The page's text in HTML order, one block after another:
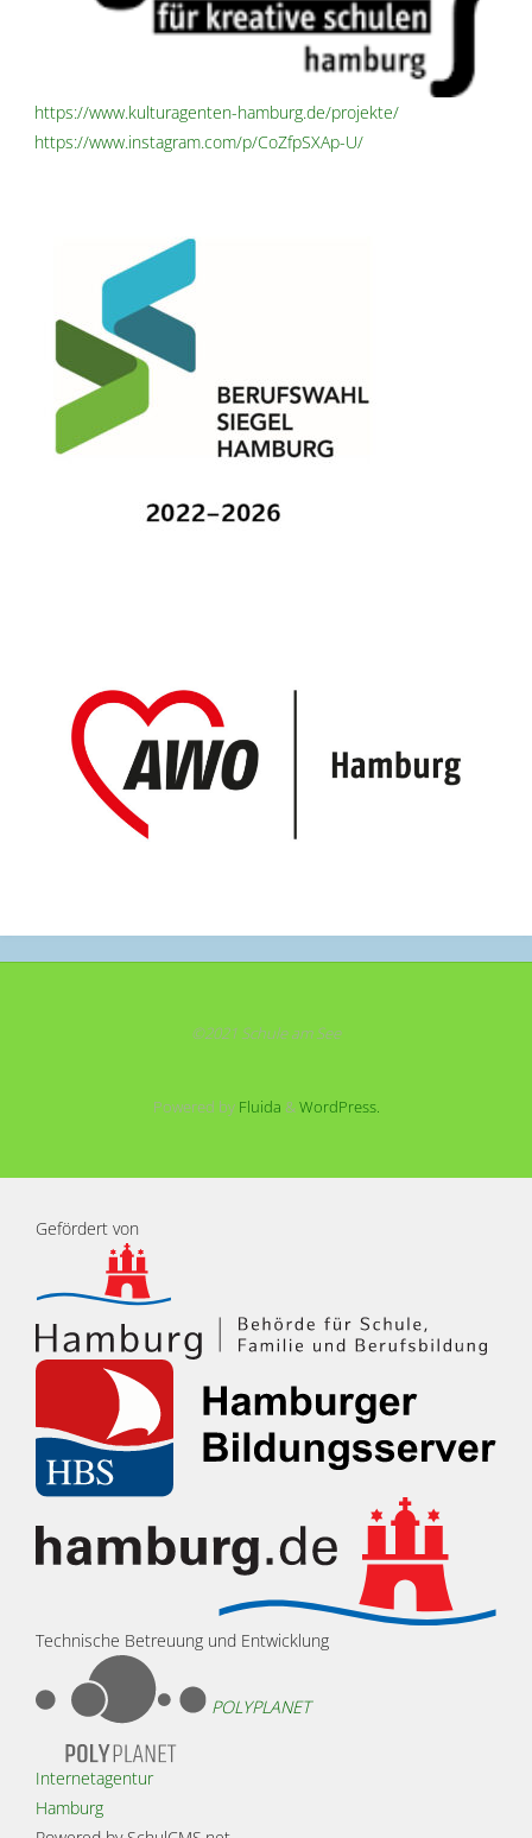
https://www.kulturagenten-hamburg.de/projekte/
https://www.instagram.com/p/CoZfpSXAp-U/
©2021 Schule am See
Powered byFluida &WordPress.
Gefördert von
Technische Betreuung und Entwicklung
POLYPLANET
Internetagentur
Hamburg